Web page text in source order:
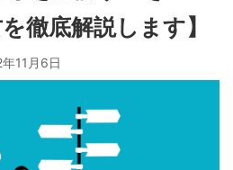
徹底解説します】
11月6日